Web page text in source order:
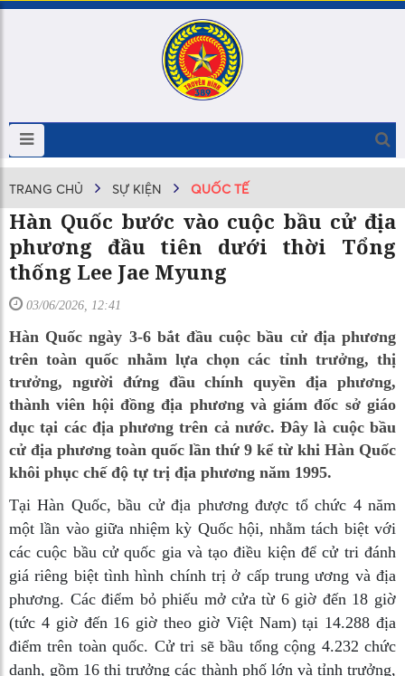
TRANG CHỦ SỰ KIỆN QUỐC TẾ
Hàn Quốc bước vào cuộc bầu cử địa
phương đầu tiên dưới thời Tổng
thống Lee Jae Myung
03/06/2026, 12:41
Hàn Quốc ngày 3-6 bắt đầu cuộc bầu cử địa phương
trên toàn quốc nhằm lựa chọn các tỉnh trưởng, thị
trưởng, người đứng đầu chính quyền địa phương,
thành viên hội đồng địa phương và giám đốc sở giáo
dục tại các địa phương trên cả nước. Đây là cuộc bầu
cử địa phương toàn quốc lần thứ 9 kể từ khi Hàn Quốc
khôi phục chế độ tự trị địa phương năm 1995.
Tại Hàn Quốc, bầu cử địa phương được tổ chức 4 năm
một lần vào giữa nhiệm kỳ Quốc hội, nhằm tách biệt với
các cuộc bầu cử quốc gia và tạo điều kiện để cử tri đánh
giá riêng biệt tình hình chính trị ở cấp trung ương và địa
phương. Các điểm bỏ phiếu mở cửa từ 6 giờ đến 18 giờ
(tức 4 giờ đến 16 giờ theo giờ Việt Nam) tại 14.288 địa
điểm trên toàn quốc. Cử tri sẽ bầu tổng cộng 4.232 chức
danh, gồm 16 thị trưởng các thành phố lớn và tỉnh trưởng,